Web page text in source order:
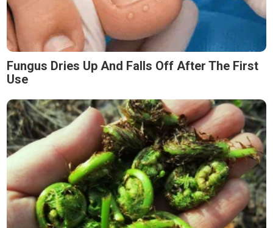
Fungus Dries Up And Falls Off After The First
Use